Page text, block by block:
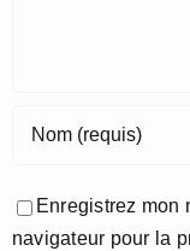
Enregistrez mon
navigateur pour la